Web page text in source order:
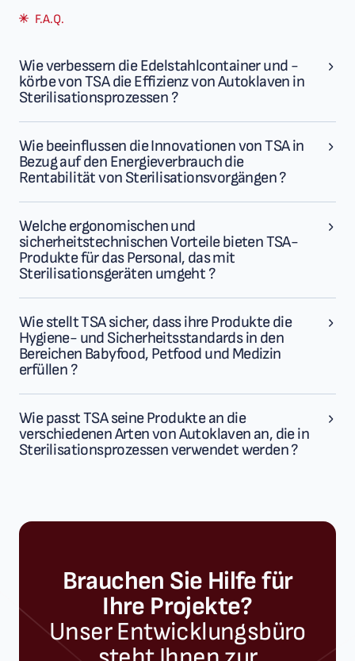
F.A.Q.
Wie verbessern die Edelstahlcontainer und -
körbe von TSA die Effizienz von Autoklaven in
Sterilisationsprozessen ?
Wie beeinflussen die Innovationen von TSA in
Bezug auf den Energieverbrauch die
Rentabilität von Sterilisationsvorgängen ?
Welche ergonomischen und
sicherheitstechnischen Vorteile bieten TSA-
Produkte für das Personal, das mit
Sterilisationsgeräten umgeht ?
Wie stellt TSA sicher, dass ihre Produkte die
Hygiene- und Sicherheitsstandards in den
Bereichen Babyfood, Petfood und Medizin
erfüllen ?
Wie passt TSA seine Produkte an die
verschiedenen Arten von Autoklaven an, die in
Sterilisationsprozessen verwendet werden ?
Brauchen Sie Hilfe für
Ihre Projekte?
Unser Entwicklungsbüro